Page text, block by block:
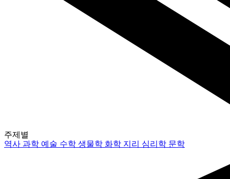
주제별
역사과학 예술 수학생물학 화학 지리 심리학 문학